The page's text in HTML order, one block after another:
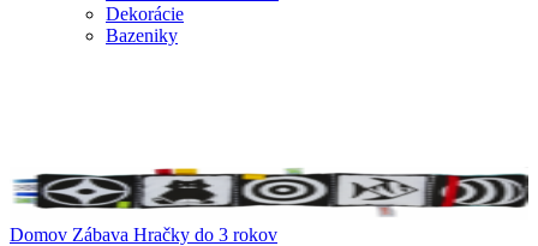
Dekorácie
Bazeniky
Domov Zábava Hračky do 3 rokov